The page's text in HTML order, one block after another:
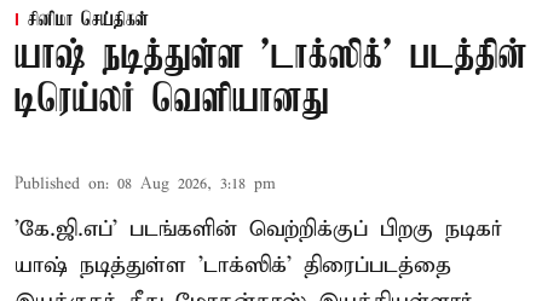
சினிமா செய்திகள்
யாஷ் நடித்துள்ள 'டாக்‌ஸிக்' படத்தின்
டிரெய்லர் வெளியானது
Published on: 08 Aug 2026, 3:18 pm
'கே.ஜி.எப்' படங்களின் வெற்றிக்குப் பிறகு நடிகர்
யாஷ் நடித்துள்ள 'டாக்ஸிக்' திரைப்படத்தை